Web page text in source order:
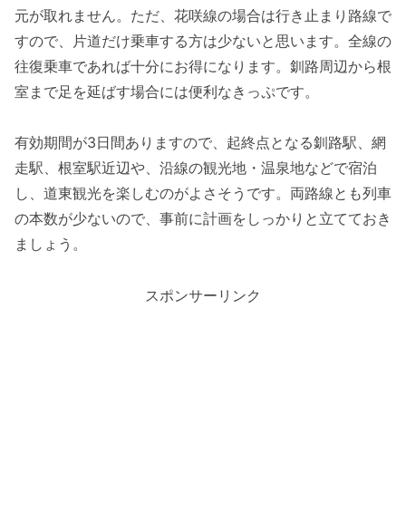
元が取れません。ただ、花咲線の場合は行き止まり路線で
すので、片道だけ乗車する方は少ないと思います。全線の
往復乗車であれば十分にお得になります。釧路周辺から根
室まで足を延ばす場合には便利なきっぷです。
有効期間が3日間ありますので、起終点となる釧路駅、網
走駅、根室駅近辺や、沿線の観光地・温泉地などで宿泊
し、道東観光を楽しむのがよさそうです。両路線とも列車
の本数が少ないので、事前に計画をしっかりと立てておき
ましょう。
スポンサーリンク